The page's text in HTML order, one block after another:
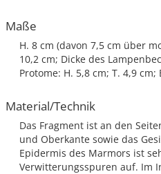
Maße
H. 8 cm (davon 7,5 cm über
10,2 cm; Dicke des
Protome: H. 5,8 cm; T. 4,9
Material/Technik
Das Fragment ist an den
und Oberkante sowie das
Epidermis des Marmors ist
Verwitterungsspuren auf. Im